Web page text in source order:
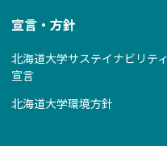
宣言・方針
北海道大学サステイナビリティ
宣言
北海道大学環境方針